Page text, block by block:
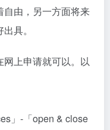
由，另一方面将来
具。
上申请就可以。以
」-「open & close